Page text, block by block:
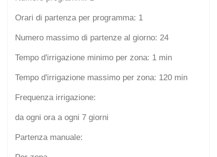
Orari di partenza per programma: 1
Numero massimo di partenze al giorno: 24
Tempo d'irrigazione minimo per zona: 1 min
Tempo d'irrigazione massimo per zona: 120 min
Frequenza irrigazione:
da ogni ora a ogni 7 giorni
Partenza manuale: